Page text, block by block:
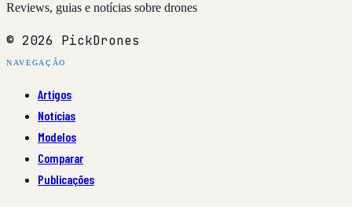
Reviews, guias e notícias sobre drones
© 2026 PickDrones
NAVEGAÇÃO
Artigos
Notícias
Modelos
Comparar
Publicações